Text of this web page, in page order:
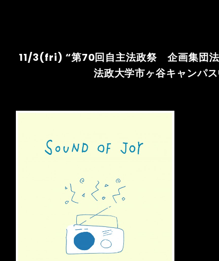
11/3(fri) “第70回自主法政祭 企画集団法
法政大学市ヶ谷キャンパ